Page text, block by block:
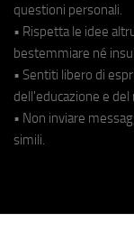
questioni personali.
• Rispetta le idee
bestemmiare né
• Sentiti libero di
dell'educazione e
• Non inviare
simili.